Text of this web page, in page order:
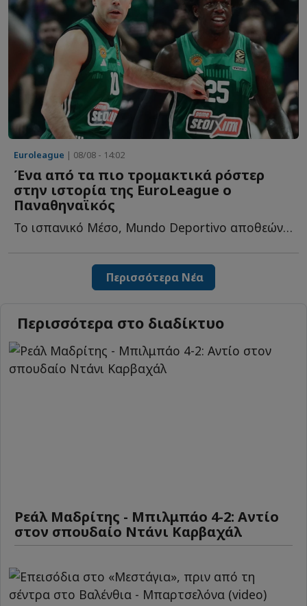
Euroleague | 08/08 - 14:02
Ένα από τα πιο τρομακτικά ρόστερ
στην ιστορία της EuroLeague ο
Παναθηναϊκός
Το ισπανικό Μέσο, Mundo Deportivo αποθεώνει το ρόστερ του «...
Περισσότερα Νέα
Περισσότερα στο διαδίκτυο
Ρεάλ Μαδρίτης - Μπιλμπάο 4-2: Αντίο
στον σπουδαίο Ντάνι Καρβαχάλ